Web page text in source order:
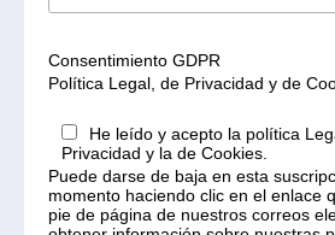
Consentimiento GDPR
Política Legal, de Privacidad y de
He leído y acepto la política
Privacidad y la de Cookies.
Puede darse de baja en esta
momento haciendo clic en el enlace
pie de página de nuestros correos